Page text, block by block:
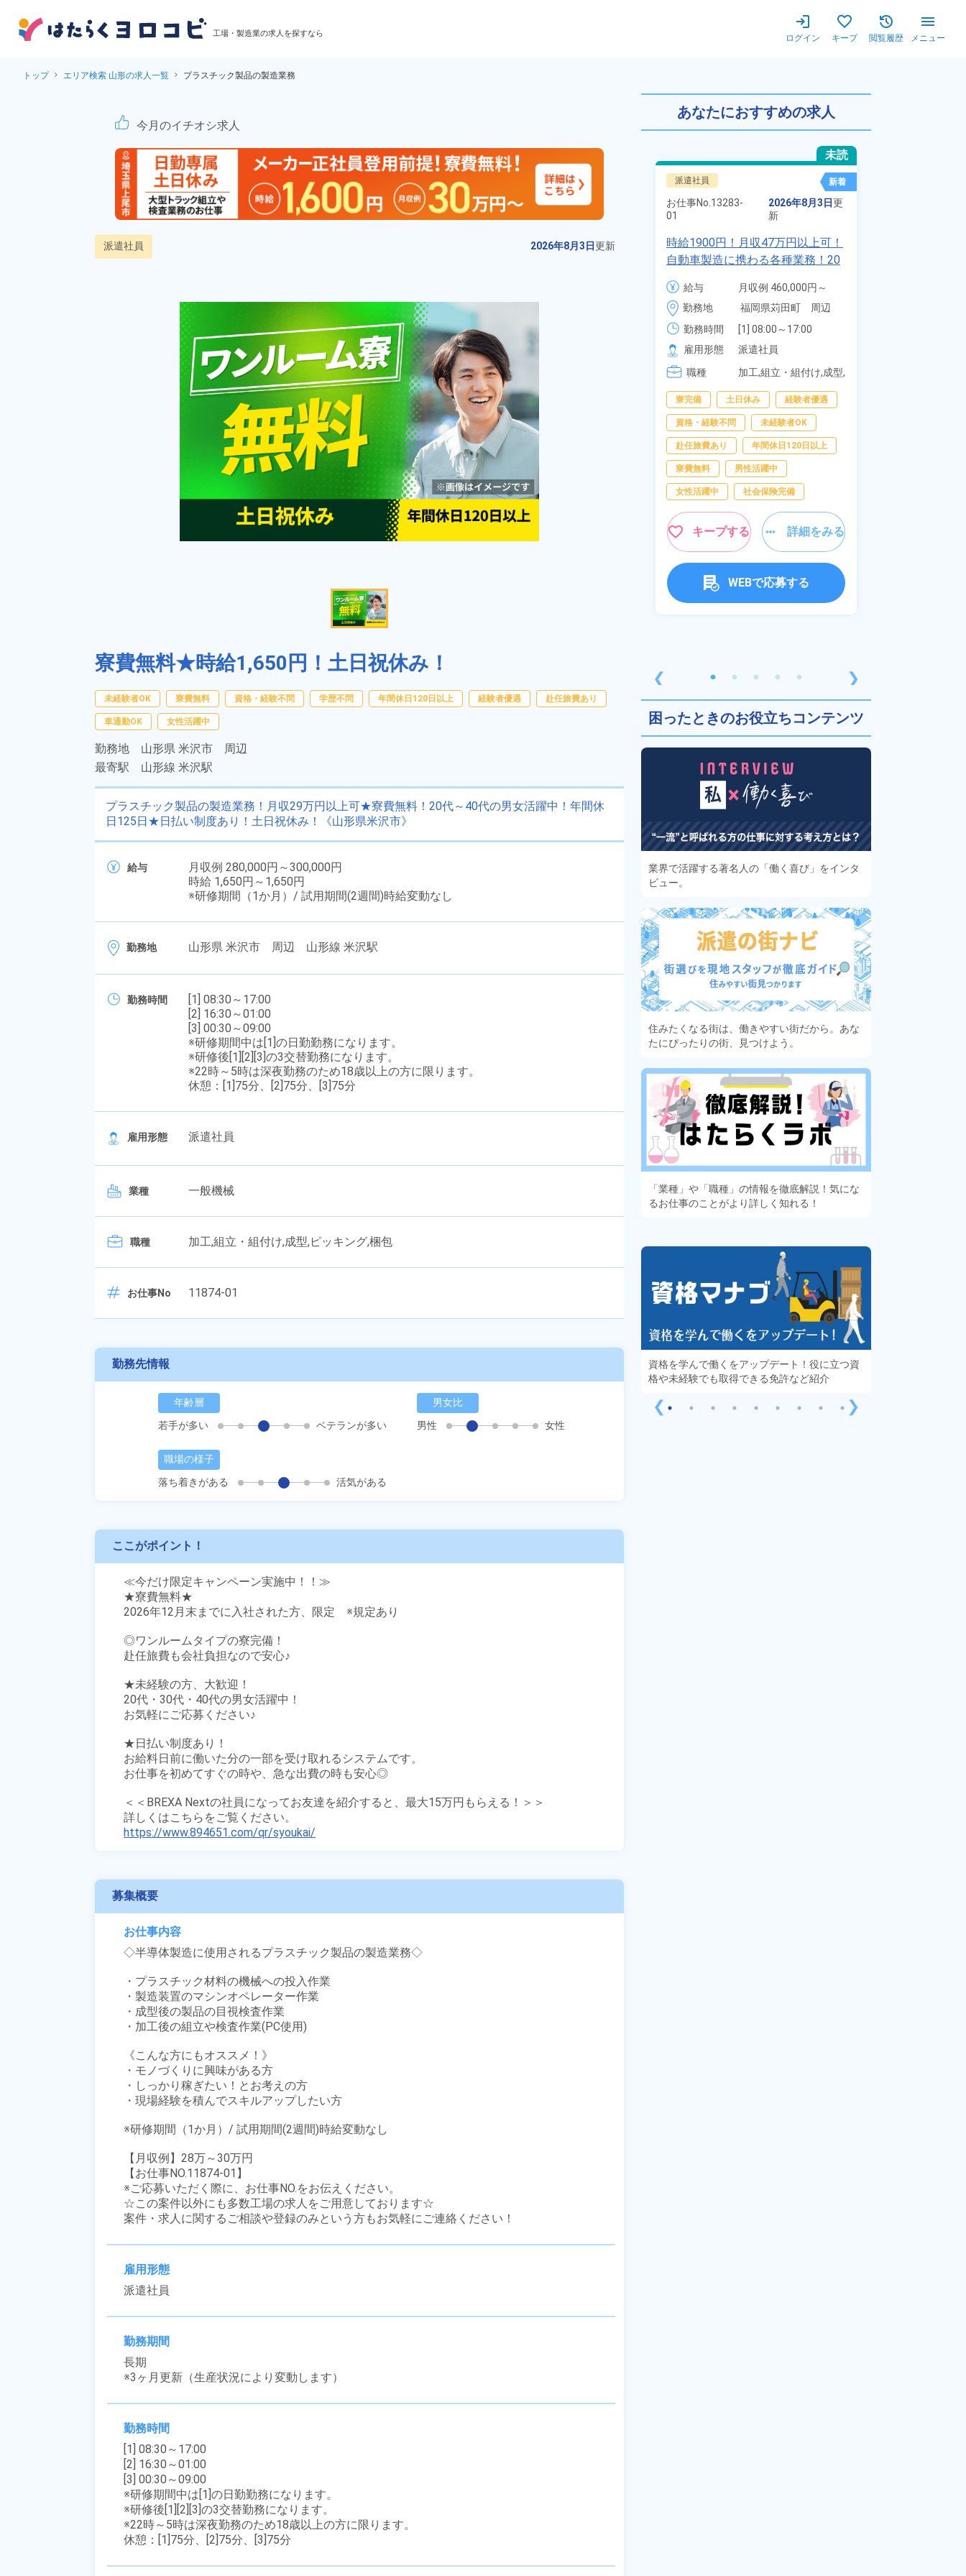
工場・製造業の求人を探すなら ログイン キープ 閲覧履歴 メニュー
トップ エリア検索 山形の求人一覧 プラスチック製品の製造業務
プラスチック製品の製造業務！月収29万円以上可★寮費無料！20代～40代の男
今月のイチオシ求人
派遣社員 2026年8月3日更新
寮費無料★時給1,650円！土日祝休み！
未経験者OK 寮費無料 資格・経験不問 学歴不問 年間休日120日以上 経験者優遇 赴任旅費あり
車通勤OK 女性活躍中
勤務地 山形県 米沢市 周辺
最寄駅 山形線 米沢駅
プラスチック製品の製造業務！月収29万円以上可★寮費無料！20代～40代の男女活躍中！年間休
日125日★日払い制度あり！土日祝休み！《山形県米沢市》
給与
月収例 280,000円～300,000円
時給 1,650円～1,650円
※研修期間（1か月）/ 試用期間(2週間)時給変動なし
勤務地 山形県 米沢市 周辺 山形線 米沢駅
勤務時間
[1] 08:30～17:00
[2] 16:30～01:00
[3] 00:30～09:00
※研修期間中は[1]の日勤勤務になります。
※研修後[1][2][3]の3交替勤務になります。
※22時～5時は深夜勤務のため18歳以上の方に限ります。
休憩：[1]75分、[2]75分、[3]75分
雇用形態 派遣社員
業種 一般機械
職種 加工,組立・組付け,成型,ピッキング,梱包
お仕事No 11874-01
勤務先情報
年齢層
若手が多い
ベテランが多い
男女比
男性
女性
職場の様子
落ち着きがある
活気がある
ここがポイント！
≪今だけ限定キャンペーン実施中！！≫
★寮費無料★
2026年12月末までに入社された方、限定　※規定あり
◎ワンルームタイプの寮完備！
赴任旅費も会社負担なので安心♪
★未経験の方、大歓迎！
20代・30代・40代の男女活躍中！
お気軽にご応募ください♪
★日払い制度あり！
お給料日前に働いた分の一部を受け取れるシステムです。
お仕事を初めてすぐの時や、急な出費の時も安心◎
＜＜BREXA Nextの社員になってお友達を紹介すると、最大15万円もらえる！＞＞
https://www.894651.com/qr/syoukai/
募集概要
お仕事内容
◇半導体製造に使用されるプラスチック製品の製造業務◇
・プラスチック材料の機械への投入作業
・製造装置のマシンオペレーター作業
・成型後の製品の目視検査作業
・加工後の組立や検査作業(PC使用)
《こんな方にもオススメ！》
・モノづくりに興味がある方
・しっかり稼ぎたい！とお考えの方
・現場経験を積んでスキルアップしたい方
※研修期間（1か月）/ 試用期間(2週間)時給変動なし
【月収例】28万～30万円
【お仕事NO.11874-01】
※ご応募いただく際に、お仕事NO.をお伝えください。
☆この案件以外にも多数工場の求人をご用意しております☆
案件・求人に関するご相談や登録のみという方もお気軽にご連絡ください！
雇用形態
派遣社員
勤務期間
長期
※3ヶ月更新（生産状況により変動します）
勤務時間
[1] 08:30～17:00
[2] 16:30～01:00
[3] 00:30～09:00
※研修期間中は[1]の日勤勤務になります。
※研修後[1][2][3]の3交替勤務になります。
※22時～5時は深夜勤務のため18歳以上の方に限ります。
休憩：[1]75分、[2]75分、[3]75分
あなたにおすすめの求人
❮
未読
派遣社員
お仕事No.12903-
01
2026年8月3日
製品の入出庫管理業務！20代～50
代の男女活躍中★マイカー通勤
空調完備で快適！自社正社員登用
あり！土日祝休み！人気の日勤の
お仕事！《岩手県花巻市》
勤務地
岩手県花巻市　周辺
雇用形態
派遣社員
職種
加工,部品供給・充填・
運搬
土日祝休み 経験者優遇
資格・経験不問 未経験者OK
女性活躍中
社会保険完備
キープする
未読
派遣社員 新着
お仕事No. 13283-
01
2026年8月3日更
新
時給1900円！月収47万円以上可！
自動車製造に携わる各種業務！20
代～40代の男女活躍中★ワンルー
ム寮無料！マイカー通勤OK！無料
駐車場あり！赴任旅費会社負担！
社員食堂あり！日払いあり！土日
休み！特別賞与90万円支給！《福
岡県京都郡苅田町》
給与
月収例 460,000円～
480,000円
時給 1,900円～1,900円
勤務地
福岡県苅田町　周辺
勤務時間
[1] 08:00～17:00
[2] 20:00～05:00
[3] 06:30～15:00
[4] 14:30～23:00
雇用形態
派遣社員
職種
加工,組立・組付け,成型,
オペレーター,部品供
給・充填・運搬,検査,物
流・配送
寮完備 土日休み 経験者優遇
資格・経験不問 未経験者OK
赴任旅費あり 年間休日120日以上
寮費無料 男性活躍中
女性活躍中 社会保険完備
キープする 詳細をみる
WEBで応募する
❯
困ったときのお役立ちコンテンツ
業界で活躍する著名人の「働く喜び」をインタ
ビュー。
住みたくなる街は、働きやすい街だから。あな
たにぴったりの街、見つけよう。
「業種」や「職種」の情報を徹底解説！気にな
るお仕事のことがより詳しく知れる！
❮
はず！
資格を学んで働くをアップデート！役に立つ資
格や未経験でも取得できる免許など紹介
❯